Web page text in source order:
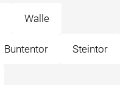
Walle
Buntentor Steintor